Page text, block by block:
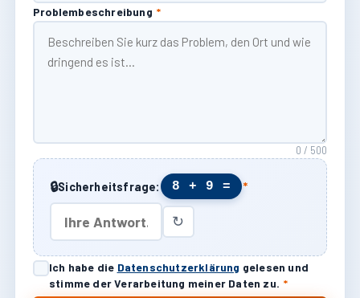
Problembeschreibung *
0 / 500
🔒Sicherheitsfrage: 8 + 9 = *
↻
Ich habe die Datenschutzerklärung gelesen und
stimme der Verarbeitung meiner Daten zu. *